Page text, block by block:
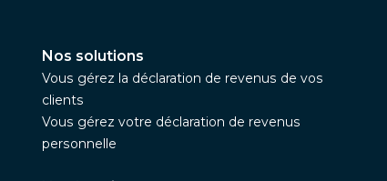
Nos solutions
Vous gérez la déclaration de revenus de vos
clients
Vous gérez votre déclaration de revenus
personnelle